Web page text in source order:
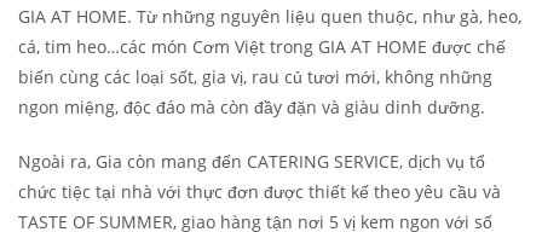
GIA AT HOME. Từ những nguyên liệu quen thuộc, như gà, heo,
cá, tim heo…các món Cơm Việt trong GIA AT HOME được chế
biến cùng các loại sốt, gia vị, rau củ tươi mới, không những
ngon miệng, độc đáo mà còn đầy đặn và giàu dinh dưỡng.
Ngoài ra, Gia còn mang đến CATERING SERVICE, dịch vụ tổ
chức tiệc tại nhà với thực đơn được thiết kế theo yêu cầu và
TASTE OF SUMMER, giao hàng tận nơi 5 vị kem ngon với số